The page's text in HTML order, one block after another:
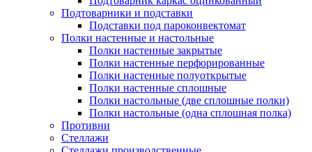
Подтоварники и подставки
Подставки под пароконвектомат
Полки настенные и настольные
Полки настенные закрытые
Полки настенные перфорированные
Полки настенные полуоткрытые
Полки настенные сплошные
Полки настольные (две сплошные полки)
Полки настольные (одна сплошная полка)
Противни
Стеллажи